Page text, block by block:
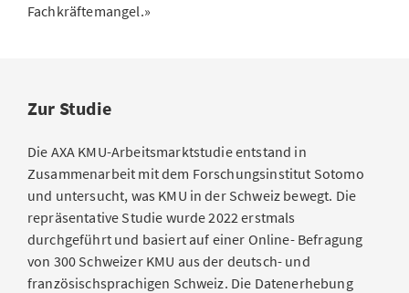
Fachkräftemangel.»
Zur Studie
Die AXA KMU-Arbeitsmarktstudie entstand in
Zusammenarbeit mit dem Forschungsinstitut Sotomo
und untersucht, was KMU in der Schweiz bewegt. Die
repräsentative Studie wurde 2022 erstmals
durchgeführt und basiert auf einer Online- Befragung
von 300 Schweizer KMU aus der deutsch- und
französischsprachigen Schweiz. Die Datenerhebung